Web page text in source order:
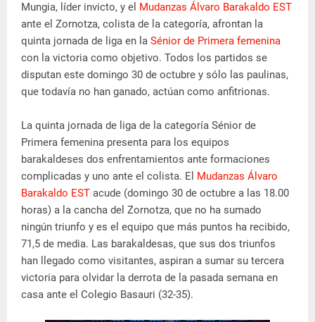
Mungia, líder invicto, y el Mudanzas Álvaro Barakaldo EST
ante el Zornotza, colista de la categoría, afrontan la
quinta jornada de liga en la Sénior de Primera femenina
con la victoria como objetivo. Todos los partidos se
disputan este domingo 30 de octubre y sólo las paulinas,
que todavía no han ganado, actúan como anfitrionas.
La quinta jornada de liga de la categoría Sénior de
Primera femenina presenta para los equipos
barakaldeses dos enfrentamientos ante formaciones
complicadas y uno ante el colista. El Mudanzas Álvaro
Barakaldo EST acude (domingo 30 de octubre a las 18.00
horas) a la cancha del Zornotza, que no ha sumado
ningún triunfo y es el equipo que más puntos ha recibido,
71,5 de media. Las barakaldesas, que sus dos triunfos
han llegado como visitantes, aspiran a sumar su tercera
victoria para olvidar la derrota de la pasada semana en
casa ante el Colegio Basauri (32-35).